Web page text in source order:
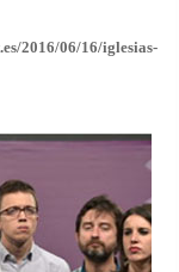
06/16/iglesias-